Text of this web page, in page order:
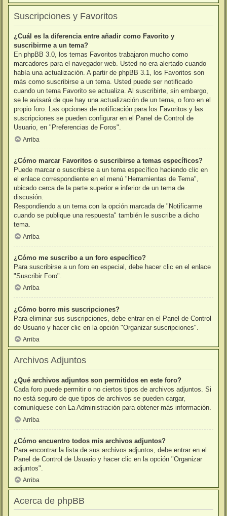
Suscripciones y Favoritos
¿Cuál es la diferencia entre añadir como Favorito y
suscribirme a un tema?
En phpBB 3.0, los temas Favoritos trabajaron mucho como
marcadores para el navegador web. Usted no era alertado cuando
había una actualización. A partir de phpBB 3.1, los Favoritos son
más como suscribirse a un tema. Usted puede ser notificado
cuando un tema Favorito se actualiza. Al suscribirte, sin embargo,
se le avisará de que hay una actualización de un tema, o foro en el
propio foro. Las opciones de notificación para los Favoritos y las
suscripciones se pueden configurar en el Panel de Control de
Usuario, en "Preferencias de Foros".
Arriba
¿Cómo marcar Favoritos o suscribirse a temas específicos?
Puede marcar o suscribirse a un tema específico haciendo clic en
el enlace correspondiente en el menú "Herramientas de Tema",
ubicado cerca de la parte superior e inferior de un tema de
discusión.
Respondiendo a un tema con la opción marcada de "Notificarme
cuando se publique una respuesta" también le suscribe a dicho
tema.
Arriba
¿Cómo me suscribo a un foro específico?
Para suscribirse a un foro en especial, debe hacer clic en el enlace
"Suscribir Foro".
Arriba
¿Cómo borro mis suscripciones?
Para eliminar sus suscripciones, debe entrar en el Panel de Control
de Usuario y hacer clic en la opción "Organizar suscripciones".
Arriba
Archivos Adjuntos
¿Qué archivos adjuntos son permitidos en este foro?
Cada foro puede permitir o no ciertos tipos de archivos adjuntos. Si
no está seguro de que tipos de archivos se pueden cargar,
comuníquese con La Administración para obtener más información.
Arriba
¿Cómo encuentro todos mis archivos adjuntos?
Para encontrar la lista de sus archivos adjuntos, debe entrar en el
Panel de Control de Usuario y hacer clic en la opción "Organizar
adjuntos".
Arriba
Acerca de phpBB